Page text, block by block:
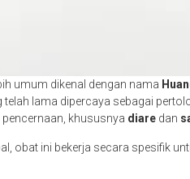
umum dikenal dengan nama
lama dipercaya sebagai
khususnya diare dan
obat ini bekerja secara spesifik